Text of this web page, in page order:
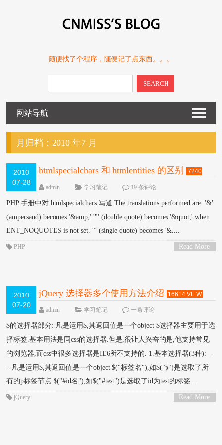
随便找了个程序，随便记了点东西。。。
SEARCH
网站导航
月归档：2010 年7 月
2010
07-28
htmlspecialchars 和 htmlentities 的区别 7240
VIEWadmin 学习笔记 19 条评论
PHP 手册中对 htmlspecialchars 写道 The translations performed are: '&'
(ampersand) becomes '&amp;' '"' (double quote) becomes '&quot;' when
ENT_NOQUOTES is not set. ''' (single quote) becomes '&....
Read More
PHP
2010
07-20
jQuery 选择器多个使用方法介绍 16614 VIEW
admin 学习笔记 一条评论
$的选择器部分: 凡是运用$,其返回值是一个object $选择器主要用于选
择标签.基本用法是同css的选择器.但是,很让人兴奋的是,他支持常见
的浏览器,而css中很多选择器是IE6所不支持的. 1.基本选择器(3种): --
--凡是运用$,其返回值是一个object $("标签名"),如$("p")是选取了所
有的p标签节点 $("#id名"),如$("#test")是选取了id为test的标签....
Read More
jQuery